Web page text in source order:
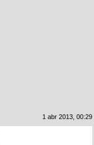
1 abr 2013, 00:29